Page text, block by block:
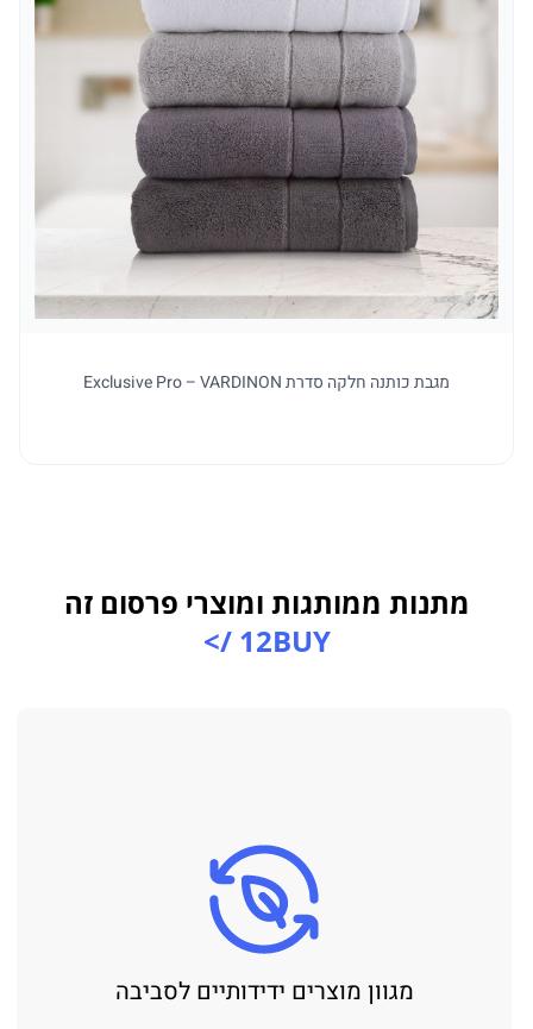
מגבת כותנה חלקה סדרת Exclusive Pro – VARDINON
מתנות ממותגות ומוצרי פרסום זה
12BUY />
מגוון מוצרים ידידותיים לסביבה